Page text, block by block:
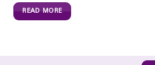
READ MORE